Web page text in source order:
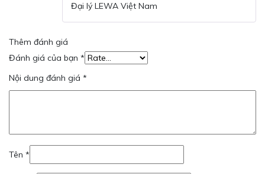
Đại lý LEWA Việt Nam
Thêm đánh giá
Đánh giá của bạn *
Nội dung đánh giá *
Tên *